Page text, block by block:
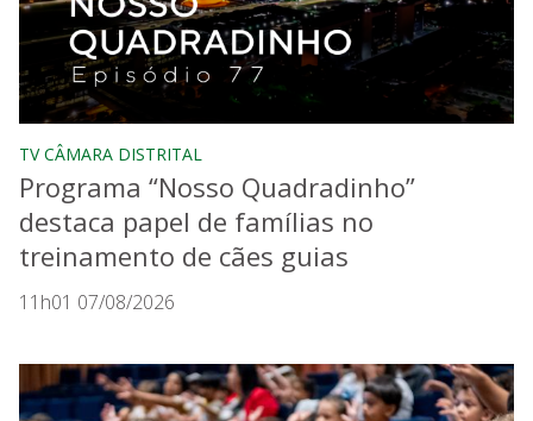
TV CÂMARA DISTRITAL
Programa “Nosso Quadradinho”
destaca papel de famílias no
treinamento de cães guias
11h01 07/08/2026